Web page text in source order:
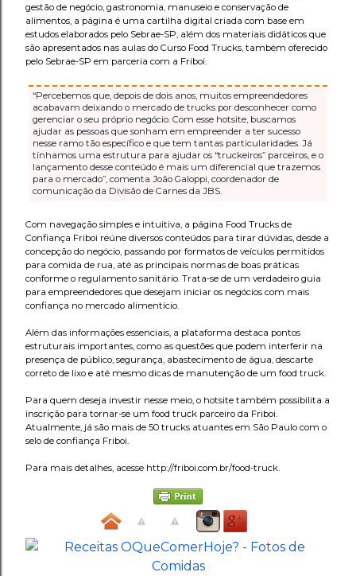
gestão de negócio, gastronomia, manuseio e conservação de
alimentos, a página é uma cartilha digital criada com base em
estudos elaborados pelo Sebrae-SP, além dos materiais didáticos que
são apresentados nas aulas do Curso Food Trucks, também oferecido
pelo Sebrae-SP em parceria com a Friboi.
“Percebemos que, depois de dois anos, muitos empreendedores
acabavam deixando o mercado de trucks por desconhecer como
gerenciar o seu próprio negócio. Com esse hotsite, buscamos
ajudar as pessoas que sonham em empreender a ter sucesso
nesse ramo tão específico e que tem tantas particularidades. Já
tínhamos uma estrutura para ajudar os “truckeiros” parceiros, e o
lançamento desse conteúdo é mais um diferencial que trazemos
para o mercado”, comenta João Galoppi, coordenador de
comunicação da Divisão de Carnes da JBS.
Com navegação simples e intuitiva, a página Food Trucks de
Confiança Friboi reúne diversos conteúdos para tirar dúvidas, desde a
concepção do negócio, passando por formatos de veículos permitidos
para comida de rua, até as principais normas de boas práticas
conforme o regulamento sanitário. Trata-se de um verdadeiro guia
para empreendedores que desejam iniciar os negócios com mais
confiança no mercado alimentício.
Além das informações essenciais, a plataforma destaca pontos
estruturais importantes, como as questões que podem interferir na
presença de público, segurança, abastecimento de água, descarte
correto de lixo e até mesmo dicas de manutenção de um food truck.
Para quem deseja investir nesse meio, o hotsite também possibilita a
inscrição para tornar-se um food truck parceiro da Friboi.
Atualmente, já são mais de 50 trucks atuantes em São Paulo com o
selo de confiança Friboi.
Para mais detalhes, acesse http://friboi.com.br/food-truck.